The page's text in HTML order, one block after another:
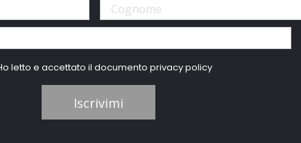
letto e accettato il documentoprivacy policy
Iscrivimi